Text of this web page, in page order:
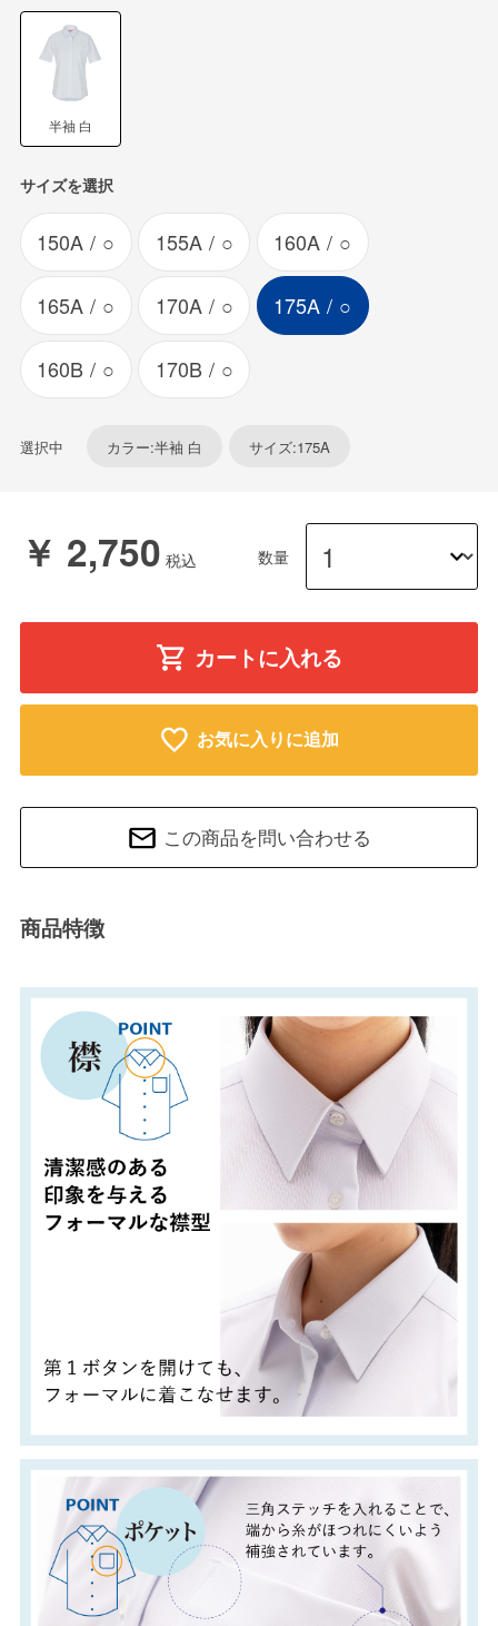
半袖 白
サイズを選択
150A ○ 155A ○ 160A ○
165A ○ 170A ○ 175A ○
160B ○ 170B ○
選択中 カラー:半袖 白 サイズ:175A
￥ 2,750 数量
カートに入れる
お気に入りに追加
この商品を問い合わせる
商品特徴